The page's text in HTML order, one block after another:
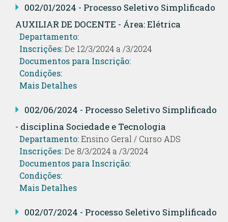
002/01/2024 - Processo Seletivo Simplificado
AUXILIAR DE DOCENTE - Área: Elétrica
Departamento:
Inscrições:De 12/3/2024 a /3/2024
Documentos para Inscrição:
Condições:
Mais Detalhes
002/06/2024 - Processo Seletivo Simplificado
- disciplina Sociedade e Tecnologia
Departamento:Ensino Geral / Curso ADS
Inscrições:De 8/3/2024 a /3/2024
Documentos para Inscrição:
Condições:
Mais Detalhes
002/07/2024 - Processo Seletivo Simplificado